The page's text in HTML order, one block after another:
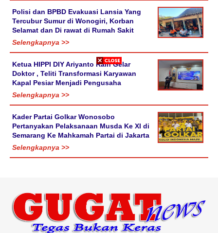
Polisi dan BPBD Evakuasi Lansia Yang
Tercubur Sumur di Wonogiri, Korban
Selamat dan Di rawat di Rumah Sakit
Selengkapnya >>
Ketua HIPPI DIY Ariyanto Raih Gelar
Doktor , Teliti Transformasi Karyawan
Kapal Pesiar Menjadi Pengusaha
Selengkapnya >>
Kader Partai Golkar Wonosobo
Pertanyakan Pelaksanaan Musda Ke XI di
Semarang Ke Mahkamah Partai di Jakarta
Selengkapnya >>